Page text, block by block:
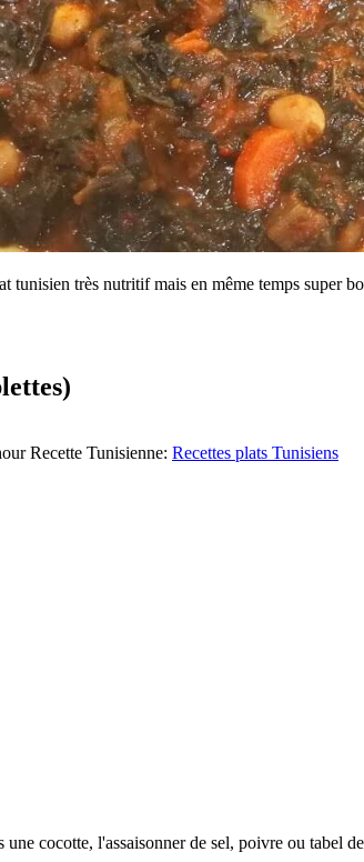
très nutritif mais en même temps super
Recette Tunisienne: Recettes plats Tunisiens
cocotte, l'assaisonner de sel, poivre ou